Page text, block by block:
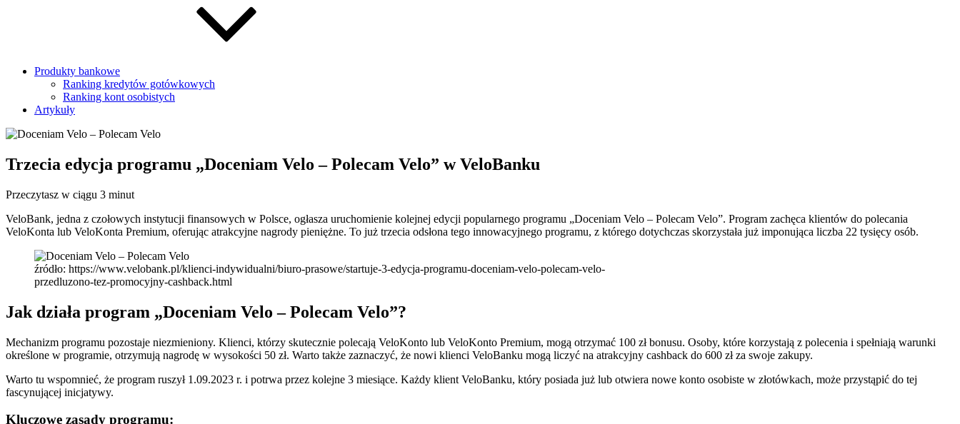
Produkty bankowe
Ranking kredytów gotówkowych
Ranking kont osobistych
Artykuły
Trzecia edycja programu „Doceniam Velo – Polecam Velo” w VeloBanku
Przeczytasz w ciągu 3 minut
VeloBank, jedna z czołowych instytucji finansowych w Polsce, ogłasza uruchomienie kolejnej edycji popularnego programu „Doceniam Velo – Polecam Velo”. Program zachęca klientów do polecania
VeloKonta lub VeloKonta Premium, oferując atrakcyjne nagrody pieniężne. To już trzecia odsłona tego innowacyjnego programu, z którego dotychczas skorzystała już imponująca liczba 22 tysięcy osób.
źródło: https://www.velobank.pl/klienci-indywidualni/biuro-prasowe/startuje-3-edycja-programu-doceniam-velo-polecam-velo-
przedluzono-tez-promocyjny-cashback.html
Jak działa program „Doceniam Velo – Polecam Velo”?
Mechanizm programu pozostaje niezmieniony. Klienci, którzy skutecznie polecają VeloKonto lub VeloKonto Premium, mogą otrzymać 100 zł bonusu. Osoby, które korzystają z polecenia i spełniają warunki
określone w programie, otrzymują nagrodę w wysokości 50 zł. Warto także zaznaczyć, że nowi klienci VeloBanku mogą liczyć na atrakcyjny cashback do 600 zł za swoje zakupy.
Warto tu wspomnieć, że program ruszył 1.09.2023 r. i potrwa przez kolejne 3 miesiące. Każdy klient VeloBanku, który posiada już lub otwiera nowe konto osobiste w złotówkach, może przystąpić do tej
fascynującej inicjatywy.
Kluczowe zasady programu: